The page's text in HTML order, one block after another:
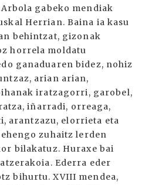
gabeko mendiak
Herrian. Baina ia kasu
behintzat, gizonak
horrela moldatu
ganaduaren bidez, nohiz
arian arian,
iratzagorri, garobel,
iñarradi, orreaga,
arantzazu, elorrieta eta
zuhaitz lerden
bilakatuz. Huraxe bai
Ederra eder
bihurtu. XVIII mendea,